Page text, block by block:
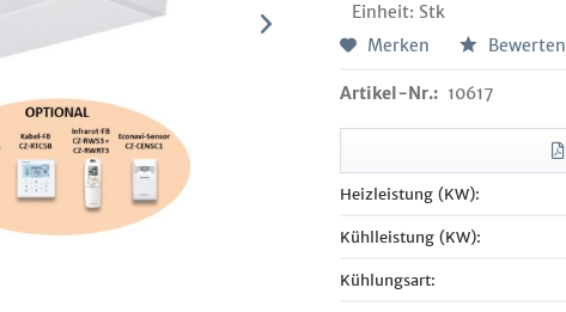
Einheit: Stk
Merken Bewerten
Artikel-Nr.: 10617
Heizleistung (KW):
Kühlleistung (KW):
Kühlungsart: